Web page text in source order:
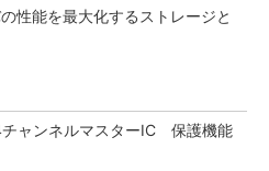
性能を最大化するストレージと
ャンネルマスターIC 保護機能